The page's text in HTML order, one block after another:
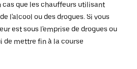
cas que les chauffeurs utilisant
l'alcool ou des drogues. Si vous
est sous l'emprise de drogues ou
de mettre fin à la course